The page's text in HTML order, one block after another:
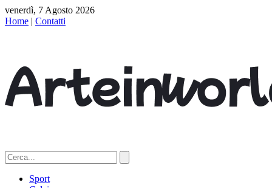
venerdì, 7 Agosto 2026
Home | Contatti
Sport